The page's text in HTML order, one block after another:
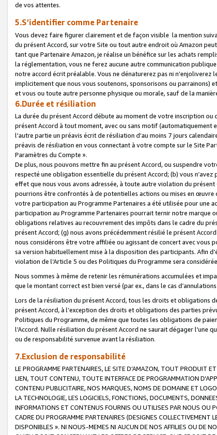
de vos attentes.
5.S’identifier comme Partenaire
Vous devez faire figurer clairement et de façon visible la mention
du présent Accord, sur votre Site ou tout autre endroit où Amazon
tant que Partenaire Amazon, je réalise un bénéfice sur les achats
la réglementation, vous ne ferez aucune autre communication
notre accord écrit préalable. Vous ne dénaturerez pas ni
implicitement que nous vous soutenons, sponsorisons ou parrainons)
et vous ou toute autre personne physique ou morale, sauf de la
6.Durée et résiliation
La durée du présent Accord débute au moment de votre inscription
présent Accord à tout moment, avec ou sans motif (automatiquement
l’autre partie un préavis écrit de résiliation d’au moins 7 jours
préavis de résiliation en vous connectant à votre compte sur le Site
Paramètres du Compte ».
De plus, nous pouvons mettre fin au présent Accord, ou suspendre
respecté une obligation essentielle du présent Accord; (b) vous
effet que nous vous avons adressée, à toute autre violation du
pourrions être confrontés à de potentielles actions ou mises en
votre participation au Programme Partenaires a été utilisée pour une
participation au Programme Partenaires pourrait ternir notre marque
obligations relatives au recouvrement des impôts dans le cadre du
présent Accord; (g) nous avons précédemment résilié le présent
nous considérons être votre affiliée ou agissant de concert avec vous
sa version habituellement mise à la disposition des participants. Afin
violation de l’Article 5 ou des Politiques du Programme sera
Nous sommes à même de retenir les rémunérations accumulées et
que le montant correct est bien versé (par ex., dans le cas
Lors de la résiliation du présent Accord, tous les droits et obligations
présent Accord, à l’exception des droits et obligations des parties
Politiques du Programme, de même que toutes les obligations de
l’Accord. Nulle résiliation du présent Accord ne saurait dégager l'une
ou de responsabilité survenue avant la résiliation.
7.Exclusion de responsabilité
LE PROGRAMME PARTENAIRES, LE SITE D’AMAZON, TOUT PRODUIT
LIEN, TOUT CONTENU, TOUTE INTERFACE DE PROGRAMMATION
CONTENU PUBLICITAIRE, NOS MARQUES, NOMS DE DOMAINE ET
LA TECHNOLOGIE, LES LOGICIELS, FONCTIONS, DOCUMENTS,
INFORMATIONS ET CONTENUS FOURNIS OU UTILISES PAR NOUS OU
CADRE DU PROGRAMME PARTENAIRES (DESIGNES COLLECTIVEMENT
DISPONIBLES ». NI NOUS-MEMES NI AUCUN DE NOS AFFILIES OU DE